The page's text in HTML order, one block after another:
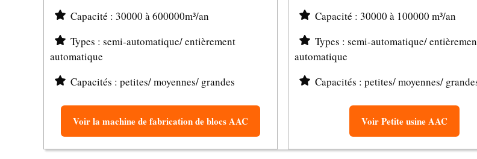
Capacité : 30000 à 600000m³/an
Types : semi-automatique/ entièrement
automatique
Capacités : petites/ moyennes/ grandes
Voir la machine de fabrication de blocs AAC
Capacité : 30000 à 100000 m³/an
Types : semi-automatique/
automatique
Capacités : petites/ moyennes/
Voir Petite usine AAC